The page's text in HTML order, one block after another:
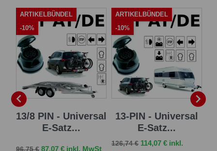

13/8 PIN - Universal
E-Satz...
Verkaufspreis
96,75 € Preis
87,07 € inkl. MwSt
ARTIKELBÜNDEL
-10%
13-PIN - Universal
E-Satz...
Verkaufspreis
126,74 € Preis
114,07 € inkl.
ARTIKELBÜNDEL
-10%
